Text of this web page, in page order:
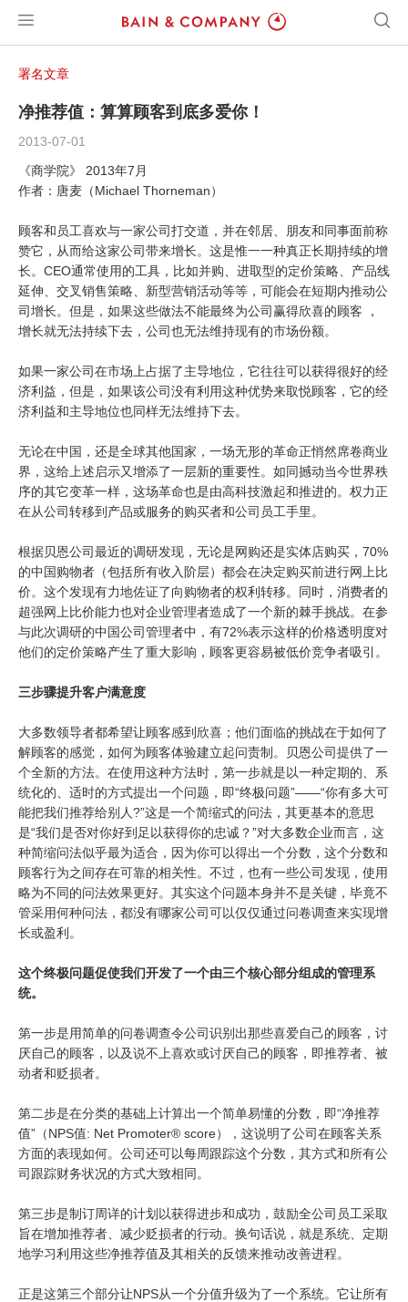
署名文章
净推荐值：算算顾客到底多爱你！
2013-07-01
《商学院》 2013年7月
作者：唐麦（Michael Thorneman）
顾客和员工喜欢与一家公司打交道，并在邻居、朋友和同事面前称
赞它，从而给这家公司带来增长。这是惟一一种真正长期持续的增
长。CEO通常使用的工具，比如并购、进取型的定价策略、产品线
延伸、交叉销售策略、新型营销活动等等，可能会在短期内推动公
司增长。但是，如果这些做法不能最终为公司赢得欣喜的顾客 ，
增长就无法持续下去，公司也无法维持现有的市场份额。
如果一家公司在市场上占据了主导地位，它往往可以获得很好的经
济利益，但是，如果该公司没有利用这种优势来取悦顾客，它的经
济利益和主导地位也同样无法维持下去。
无论在中国，还是全球其他国家，一场无形的革命正悄然席卷商业
界，这给上述启示又增添了一层新的重要性。如同撼动当今世界秩
序的其它变革一样，这场革命也是由高科技激起和推进的。权力正
在从公司转移到产品或服务的购买者和公司员工手里。
根据贝恩公司最近的调研发现，无论是网购还是实体店购买，70%
的中国购物者（包括所有收入阶层）都会在决定购买前进行网上比
价。这个发现有力地佐证了向购物者的权利转移。同时，消费者的
超强网上比价能力也对企业管理者造成了一个新的棘手挑战。在参
与此次调研的中国公司管理者中，有72%表示这样的价格透明度对
他们的定价策略产生了重大影响，顾客更容易被低价竞争者吸引。
三步骤提升客户满意度
大多数领导者都希望让顾客感到欣喜；他们面临的挑战在于如何了
解顾客的感觉，如何为顾客体验建立起问责制。贝恩公司提供了一
个全新的方法。在使用这种方法时，第一步就是以一种定期的、系
统化的、适时的方式提出一个问题，即“终极问题”——“你有多大可
能把我们推荐给别人?”这是一个简缩式的问法，其更基本的意思
是“我们是否对你好到足以获得你的忠诚？”对大多数企业而言，这
种简缩问法似乎最为适合，因为你可以得出一个分数，这个分数和
顾客行为之间存在可靠的相关性。不过，也有一些公司发现，使用
略为不同的问法效果更好。其实这个问题本身并不是关键，毕竟不
管采用何种问法，都没有哪家公司可以仅仅通过问卷调查来实现增
长或盈利。
这个终极问题促使我们开发了一个由三个核心部分组成的管理系
统。
第一步是用简单的问卷调查令公司识别出那些喜爱自己的顾客，讨
厌自己的顾客，以及说不上喜欢或讨厌自己的顾客，即推荐者、被
动者和贬损者。
第二步是在分类的基础上计算出一个简单易懂的分数，即“净推荐
值”（NPS值: Net Promoter® score），这说明了公司在顾客关系
方面的表现如何。公司还可以每周跟踪这个分数，其方式和所有公
司跟踪财务状况的方式大致相同。
第三步是制订周详的计划以获得进步和成功，鼓励全公司员工采取
旨在增加推荐者、减少贬损者的行动。换句话说，就是系统、定期
地学习利用这些净推荐值及其相关的反馈来推动改善进程。
正是这第三个部分让NPS从一个分值升级为了一个系统。它让所有